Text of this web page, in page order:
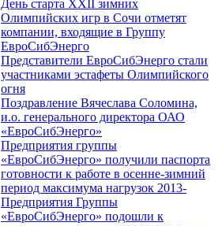
День старта XXII зимних
Олимпийских игр в Сочи отметят
компании, входящие в Группу
ЕвроСибЭнерго
Представители ЕвроСибЭнерго стали
участниками эстафеты Олимпийского
огня
Поздравление Вячеслава Соломина,
и.о. генерального директора ОАО
«ЕвроСибЭнерго»
Предприятия группы
«ЕвроСибЭнерго» получили паспорта
готовности к работе в осенне-зимний
период максимума нагрузок 2013-
Предприятия Группы
«ЕвроСибЭнерго» подошли к